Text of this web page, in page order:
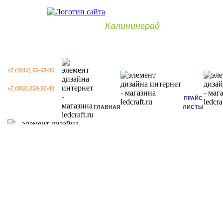
Калининград
+7 (4012) 65-68-86
+7 (962) 254-97-40
ГЛАВНАЯ
ПРАЙС
ЛИСТЫ